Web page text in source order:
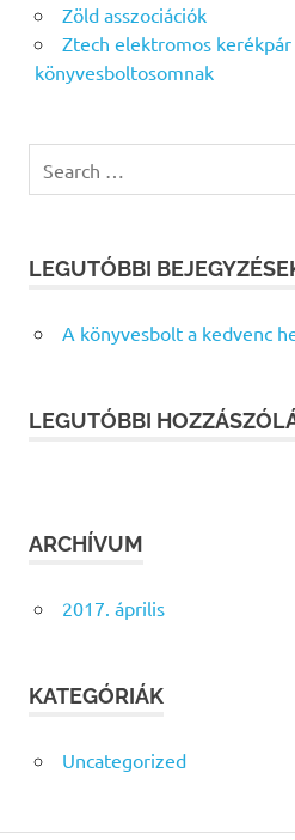
Zöld asszociációk
Ztech elektromos kerékpár
könyvesboltosomnak
for:
LEGUTÓBBI
A könyvesbolt a kedvenc
LEGUTÓBBI
ARCHÍVUM
2017. április
KATEGÓRIÁK
Uncategorized